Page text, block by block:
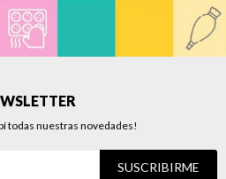
todas nuestras novedades!
SUSCRIBIRME